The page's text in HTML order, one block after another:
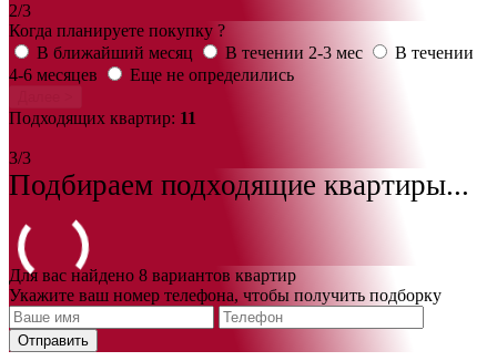
2/3
Когда планируете покупку ?
В ближайший месяц
В течении 2-3 мес
В течении
4-6 месяцев
Еще не определились
Подходящих квартир: 11
3/3
Подбираем подходящие квартиры...
Для вас найдено 8 вариантов квартир
Укажите ваш номер телефона, чтобы получить подборку
Отправить